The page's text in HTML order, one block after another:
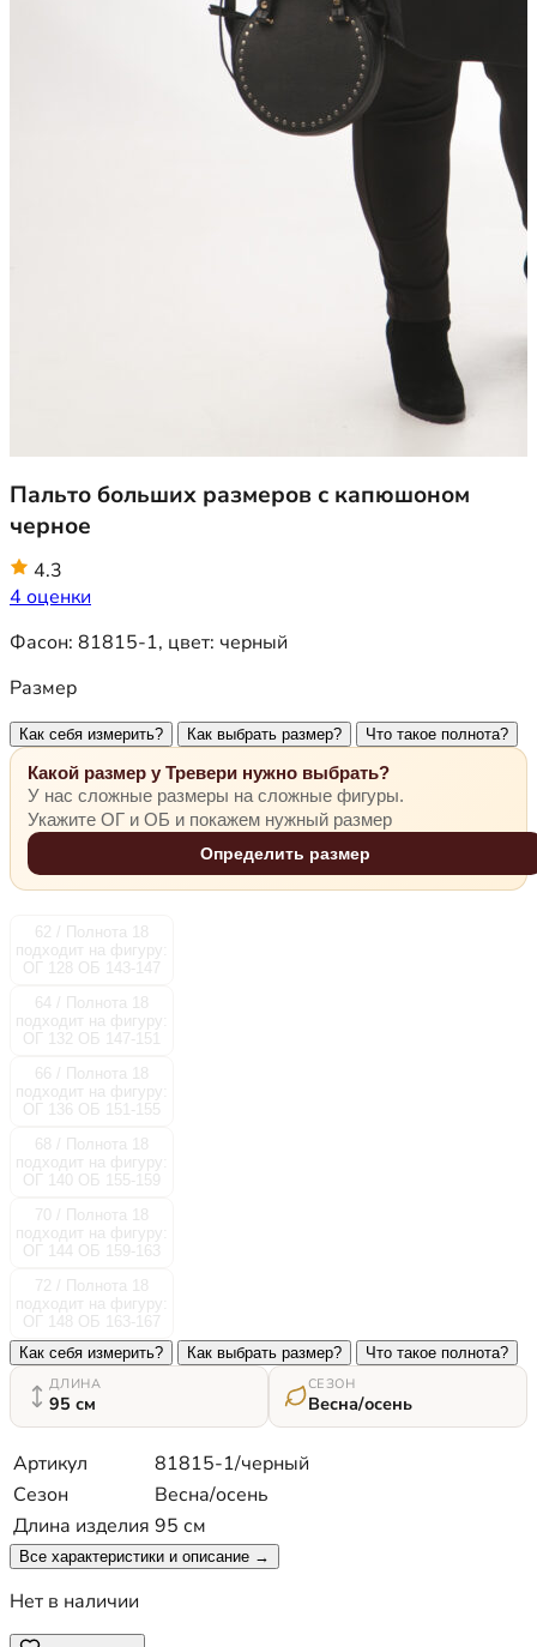
Пальто больших размеров с капюшоном
черное
4.3
4 оценки
Фасон: 81815-1, цвет: черный
Размер
Как себя измерить? Как выбрать размер? Что такое полнота?
Какой размер у Тревери нужно выбрать?
У нас сложные размеры на сложные фигуры.
Укажите ОГ и ОБ и покажем нужный размер
Определить размер
62 / Полнота 18
подходит на фигуру:
ОГ 128 ОБ 143-147
64 / Полнота 18
подходит на фигуру:
ОГ 132 ОБ 147-151
66 / Полнота 18
подходит на фигуру:
ОГ 136 ОБ 151-155
68 / Полнота 18
подходит на фигуру:
ОГ 140 ОБ 155-159
70 / Полнота 18
подходит на фигуру:
ОГ 144 ОБ 159-163
72 / Полнота 18
подходит на фигуру:
ОГ 148 ОБ 163-167
Как себя измерить?
Как выбрать размер?
Что такое полнота?
ДЛИНА
95 см
СЕЗОН
Весна/осень
Артикул
81815-1/черный
Сезон
Весна/осень
Длина изделия 95 см
Все характеристики и описание →
Нет в наличии